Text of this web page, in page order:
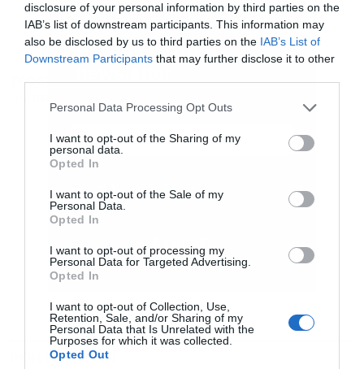
disclosure of your personal information by third parties on the
IAB’s list of downstream participants. This information may
also be disclosed by us to third parties on the IAB’s List of
Downstream Participants that may further disclose it to other
Personal Data Processing Opt Outs
I want to opt-out of the Sharing of my
personal data.
Opted In
I want to opt-out of the Sale of my
Personal Data.
Opted In
I want to opt-out of processing my
Personal Data for Targeted Advertising.
Opted In
I want to opt-out of Collection, Use,
Retention, Sale, and/or Sharing of my
Personal Data that Is Unrelated with the
Purposes for which it was collected.
Opted Out
Newsγια άμεση και έγκυρη οικονομική
ενημέρωση!
TAGS: BINANCE ΚΡΥΠΤΟΝΟΜΙΣΜΑ ΝΙΓΗΡΙΑ
ΡΟΗ ΕΙΔΗΣΕΩΝ
Εγγραφή στο
newsletter
Αποδέχομαι τους